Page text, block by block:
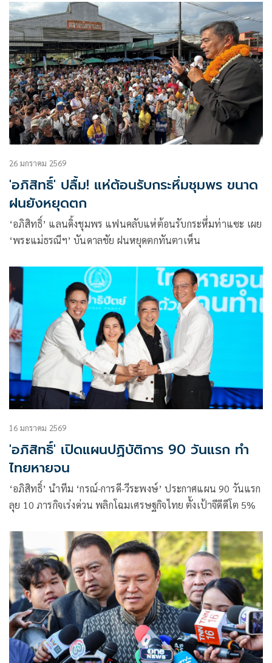
2569
26 มกราคม 2569
'อภิสิทธิ์' ปลื้ม! แห่ต้อนรับกระหึ่มชุมพร ขนาด
ฝนยังหยุดตก
‘อภิสิทธิ์’ แลนดิ้งชุมพร แฟนคลับแห่ต้อนรับกระหึ่มท่าแซะ เผย
‘พระแม่ธรณีฯ’ บันดาลชัย ฝนหยุดตกทันตาเห็น
16 มกราคม 2569
'อภิสิทธิ์' เปิดแผนปฏิบัติการ 90 วันแรก ทำ
ไทยหายจน
‘อภิสิทธิ์’ นำทีม ‘กรณ์-การดี-วีระพงษ์’ ประกาศแผน 90 วันแรก
ลุย 10 ภารกิจเร่งด่วน พลิกโฉมเศรษฐกิจไทย ตั้งเป้าจีดีดีโต 5%